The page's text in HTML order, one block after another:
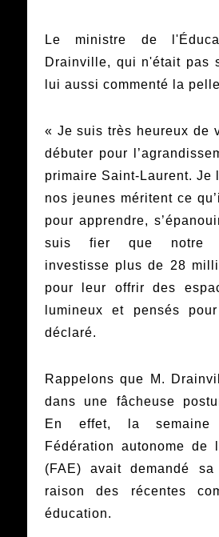
Le ministre de
Drainville, qui n'était pas
lui aussi commenté la
« Je suis très heureux de
débuter pour
primaire Saint-Laurent. Je
nos jeunes méritent ce
pour apprendre,
suis fier que notre
investisse plus de 28
pour leur offrir des
lumineux et pensés
déclaré.
Rappelons que M.
dans une fâcheuse
En effet, la semaine
Fédération autonome de
(FAE) avait demandé
raison des récentes
éducation.